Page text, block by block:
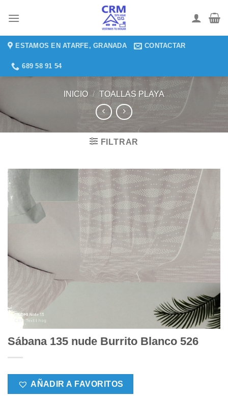
ESTAMOS EN ATARFE, GRANADA CONTACTAR
689 58 91 54
INICIO / TOALLAS PLAYA
FILTRAR
Sábana 135 nude Burrito Blanco 526
AÑADIR A FAVORITOS